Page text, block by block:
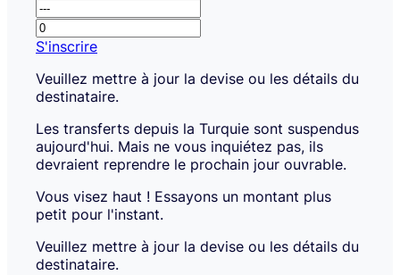
is
to
an
error
the
S'inscrire
up
to
an
account
and
proceed
in
a
new
tab.
Veuillez mettre à jour la devise ou les détails du
destinataire.
Les transferts depuis la Turquie sont suspendus
aujourd'hui. Mais ne vous inquiétez pas, ils
devraient reprendre le prochain jour ouvrable.
Vous visez haut ! Essayons un montant plus
petit pour l'instant.
Veuillez mettre à jour la devise ou les détails du
destinataire.